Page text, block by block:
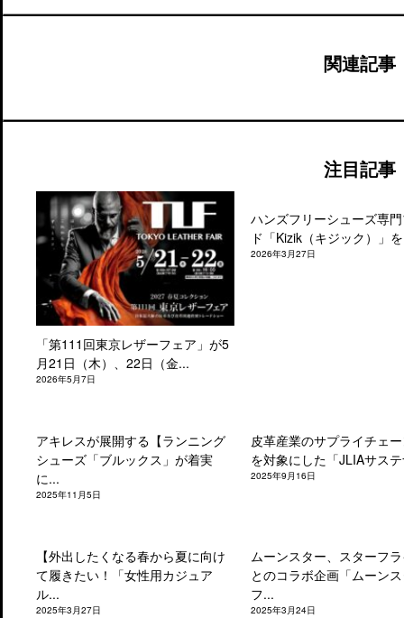
関連記事
注目記事
「第111回東京レザーフェア」が5
月21日（木）、22日（金...
2026年5月7日
ハンズフリーシューズ専
ド「Kizik（キジック）」
2026年3月27日
アキレスが展開する【ランニング
シューズ「ブルックス」が着実
に...
2025年11月5日
皮革産業のサプライチェ
を対象にした「JLIAサス
2025年9月16日
【外出したくなる春から夏に向け
て履きたい！「女性用カジュア
ル...
2025年3月27日
ムーンスター、スターフ
とのコラボ企画「ムーン
フ...
2025年3月24日